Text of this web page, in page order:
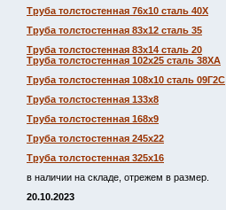
Труба толстостенная 76х10 сталь 40Х
Труба толстостенная 83х12 сталь 35
Труба толстостенная 83х14 сталь 20
Труба толстостенная 102х25 сталь 38ХА
Труба толстостенная 108х10 сталь 09Г2С
Труба толстостенная 133х8
Труба толстостенная 168х9
Труба толстостенная 245х22
Труба толстостенная 325х16
в наличии на складе, отрежем в размер.
20.10.2023